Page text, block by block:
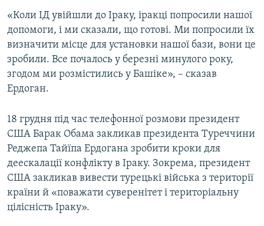
«Коли ІД увійшли до Іраку, іракці попросили нашої
допомоги, і ми сказали, що готові. Ми попросили їх
визначити місце для установки нашої бази, вони це
зробили. Все почалось у березні минулого року,
згодом ми розмістились у Башіке», – сказав
Ердоган.
18 грудня під час телефонної розмови президент
США Барак Обама закликав президента Туреччини
Реджепа Тайїпа Ердогана зробити кроки для
деескалації конфлікту в Іраку. Зокрема, президент
США закликав вивести турецькі війська з території
країни й «поважати суверенітет і територіальну
цілісність Іраку».